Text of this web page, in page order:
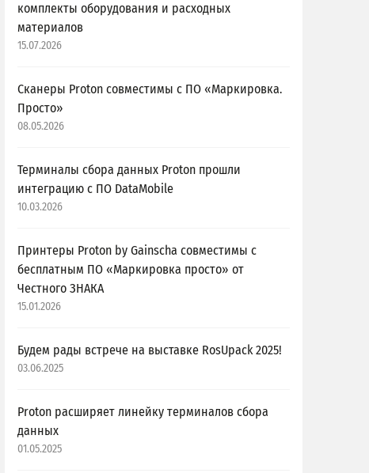
комплекты оборудования и расходных
материалов
15.07.2026
Сканеры Proton совместимы с ПО «Маркировка.
Просто»
08.05.2026
Терминалы сбора данных Proton прошли
интеграцию с ПО DataMobile
10.03.2026
Принтеры Proton by Gainscha совместимы с
бесплатным ПО «Маркировка просто» от
Честного ЗНАКА
15.01.2026
Будем рады встрече на выставке RosUpack 2025!
03.06.2025
Proton расширяет линейку терминалов сбора
данных
01.05.2025